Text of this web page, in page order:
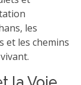
les
et les chemins